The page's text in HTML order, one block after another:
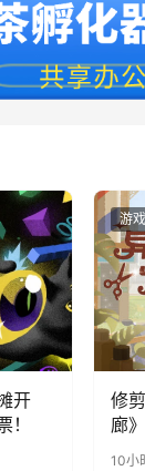
开
游
修
廊
公开
10小